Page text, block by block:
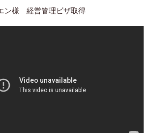
ン様 経営管理ビザ取得